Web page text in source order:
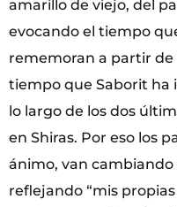
amarillo de viejo, del
evocando el tiempo
rememoran a partir de
tiempo que Saborit ha
lo largo de los dos
en Shiras. Por eso los
ánimo, van
reflejando “mis